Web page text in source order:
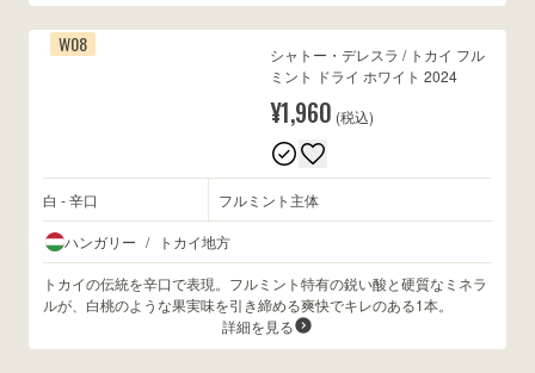
W08
シャトー・デレスラ / トカイ フル
ミント ドライ ホワイト 2024
¥1,960 (税込)
白 - 辛口 フルミント主体
ハンガリー / トカイ地方
トカイの伝統を辛口で表現。フルミント特有の鋭い酸と硬質なミネラ
ルが、白桃のような果実味を引き締める爽快でキレのある1本。
詳細を見る